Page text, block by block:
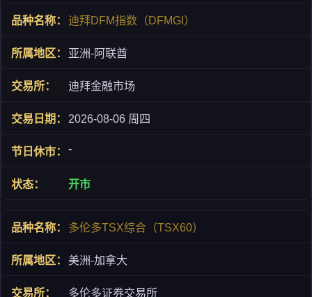
迪拜DFM指数（DFMGI）
亚洲-阿联酋
迪拜金融市场
2026-08-06 周四
-
开市
多伦多TSX综合（TSX60）
美洲-加拿大
多伦多证券交易所